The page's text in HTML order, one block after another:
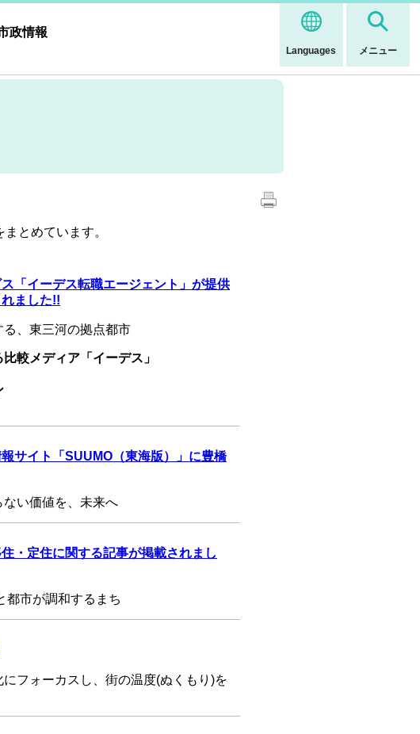
Languages メニュー
政情報
とめています。
「イーデス転職エージェント」が提供
ました!!
、東三河の拠点都市
較メディア「イーデス」
サイト「SUUMO（東海版）」に豊橋
ない価値を、未来へ
・定住に関する記事が掲載されまし
都市が調和するまち
フォーカスし、街の温度(ぬくもり)を